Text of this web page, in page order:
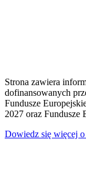
Strona zawiera
dofinansowanych
Fundusze
2027 oraz Fundusze
Dowiedz się więcej